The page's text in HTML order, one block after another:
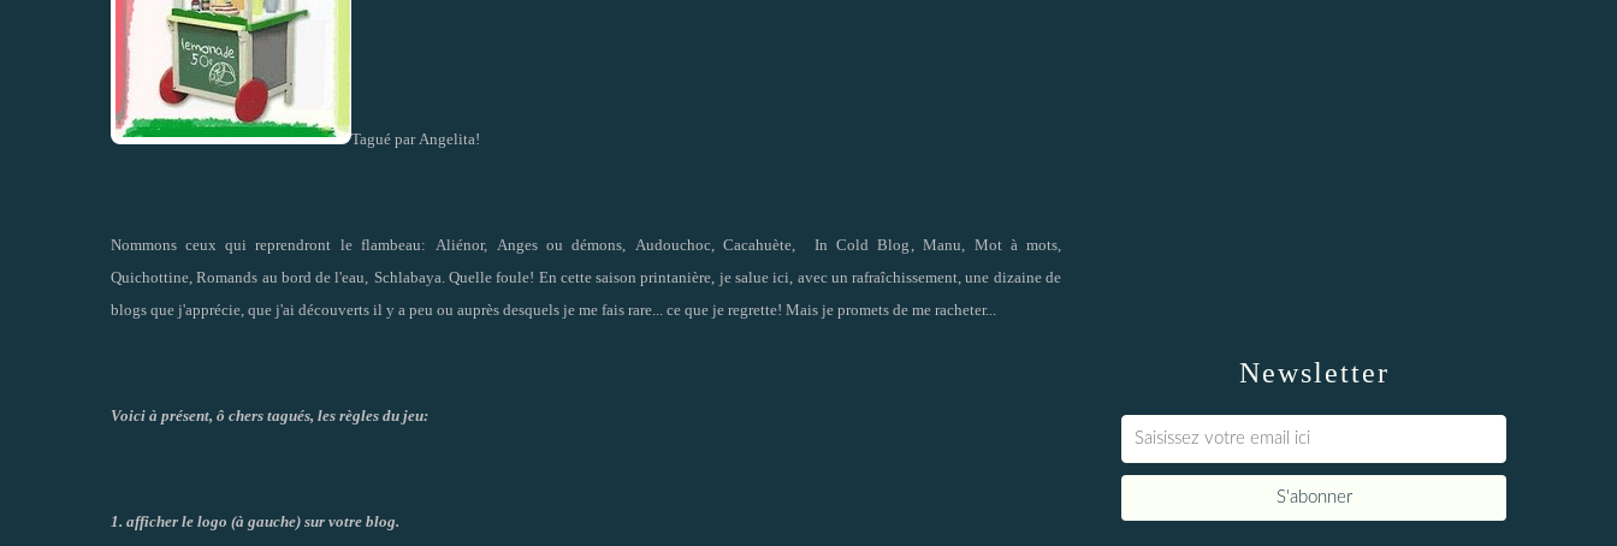
Tagué par Angelita!
Nommons ceux quireprendront le flambeau: Aliénor, Anges ou démons Audouchoc, Cacahuète, In Cold Blog Manu Mot à mots
Quichottine ,Romands au bord de l'eau Schlabaya . Quelle foule! En cette saison printanière, je salue ici, avec un rafraîchissement, une dizaine de
blogs que j'apprécie, que j'ai découverts il y a peu ou auprès desquels je me fais rare... ce que je regrette! Mais je promets de me racheter...
Voici à présent, ô chers tagués, les règles du jeu:
1. afficher le logo (à gauche) sur votre blog.
Newsletter